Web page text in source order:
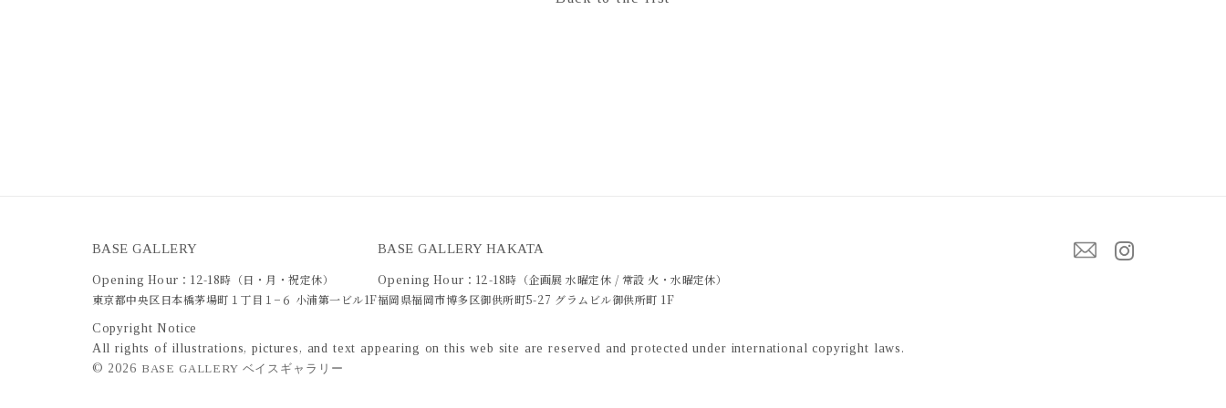
BASE GALLERY
Opening Hour：12-18時（日・月・祝定休）
東京都中央区日本橋茅場町１丁目１−６ 小浦第一ビル1F
BASE GALLERY HAKATA
Opening Hour： 12-18時（企画展 水曜定休 / 常設 火・水曜定休）
福岡県福岡市博多区御供所町5-27 グラムビル御供所町 1F
Copyright Notice
All rights of illustrations, pictures, and text appearing on this web site are reserved and protected under international copyright laws.
© 2026 BASE GALLERY ベイスギャラリー